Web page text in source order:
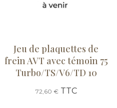
Jeu de plaquettes de
frein AVT avec témoin 75
Turbo/TS/V6/TD 10
72,60 €TTC